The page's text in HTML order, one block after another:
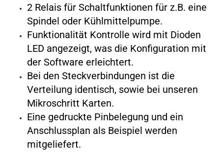
2 Relais für Schaltfunktionen für z.B. eine
Spindel oder Kühlmittelpumpe.
Funktionalität Kontrolle wird mit Dioden
LED angezeigt, was die Konfiguration mit
der Software erleichtert.
Bei den Steckverbindungen ist die
Verteilung identisch, sowie bei unseren
Mikroschritt Karten.
Eine gedruckte Pinbelegung und ein
Anschlussplan als Beispiel werden
mitgeliefert.